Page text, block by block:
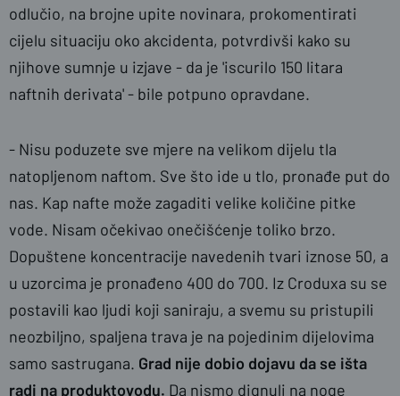
odlučio, na brojne upite novinara, prokomentirati
cijelu situaciju oko akcidenta, potvrdivši kako su
njihove sumnje u izjave - da je 'iscurilo 150 litara
naftnih derivata' - bile potpuno opravdane.
- Nisu poduzete sve mjere na velikom dijelu tla
natopljenom naftom. Sve što ide u tlo, pronađe put do
nas. Kap nafte može zagaditi velike količine pitke
vode. Nisam očekivao onečišćenje toliko brzo.
Dopuštene koncentracije navedenih tvari iznose 50, a
u uzorcima je pronađeno 400 do 700. Iz Croduxa su se
postavili kao ljudi koji saniraju, a svemu su pristupili
neozbiljno, spaljena trava je na pojedinim dijelovima
samo sastrugana. Grad nije dobio dojavu da se išta
radi na produktovodu. Da nismo dignuli na noge